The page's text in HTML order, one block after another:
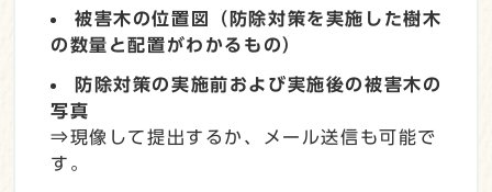
被害木の位置図（防除対策を実施した樹木
の数量と配置がわかるもの）
防除対策の実施前および実施後の被害木の
写真
⇒現像して提出するか、メール送信も可能で
す。